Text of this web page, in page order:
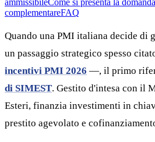
complementareFAQ
Quando una PMI italiana decide
un passaggio strategico spesso
incentivi PMI 2026 —, il primo
di SIMEST. Gestito d'intesa con il
Esteri, finanzia investimenti in
prestito agevolato e